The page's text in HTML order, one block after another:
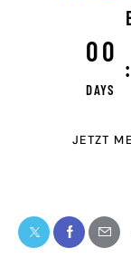
00
DAYS
:
JETZT